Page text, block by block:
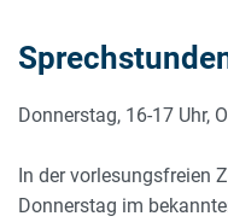
Donnerstag, 16-17 Uhr,
In der vorlesungsfreien
Donnerstag im